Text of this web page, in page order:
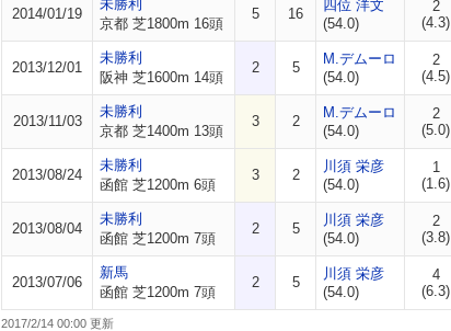
2014/01/19
未勝利
京都 芝1800m 16頭
5 16
四位 洋文
(54.0)
2
(4.3)
2013/12/01
未勝利
阪神 芝1600m 14頭
2 5
M.デムーロ
(54.0)
2
(4.5)
2013/11/03
未勝利
京都 芝1400m 13頭
3 2
M.デムーロ
(54.0)
2
(5.0)
2013/08/24
未勝利
函館 芝1200m 6頭
3 2
川須 栄彦
(54.0)
1
(1.6)
2013/08/04
未勝利
函館 芝1200m 7頭
2 5
川須 栄彦
(54.0)
2
(3.8)
2013/07/06
新馬
函館 芝1200m 7頭
2 5
川須 栄彦
(54.0)
4
(6.3)
2017/2/14 00:00 更新